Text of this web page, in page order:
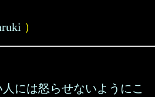
）
には怒らせないようにこ